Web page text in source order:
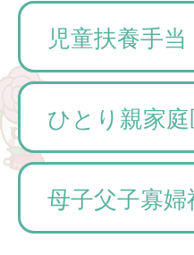
児童扶養手当
ひとり親家
母子父子寡